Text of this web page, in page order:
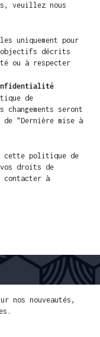
veuillez nous
uniquement pour
décrits
ou à respecter
de
seront
"Dernière mise à
cette politique de
droits de
contacter à
PAYMENT FACILE
nos nouveautés,